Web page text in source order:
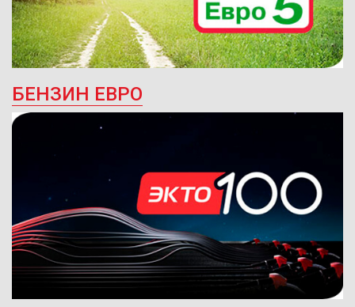
БЕНЗИН ЕВРО